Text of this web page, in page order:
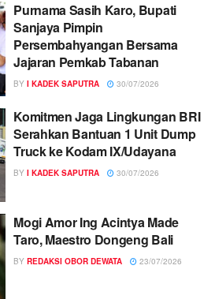
Purnama Sasih Karo, Bupati
Sanjaya Pimpin
Persembahyangan Bersama
Jajaran Pemkab Tabanan
BY I KADEK SAPUTRA 30/07/2026
Komitmen Jaga Lingkungan BRI
Serahkan Bantuan 1 Unit Dump
Truck ke Kodam IX/Udayana
BY I KADEK SAPUTRA 30/07/2026
Mogi Amor Ing Acintya Made
Taro, Maestro Dongeng Bali
BY REDAKSI OBOR DEWATA 23/07/2026